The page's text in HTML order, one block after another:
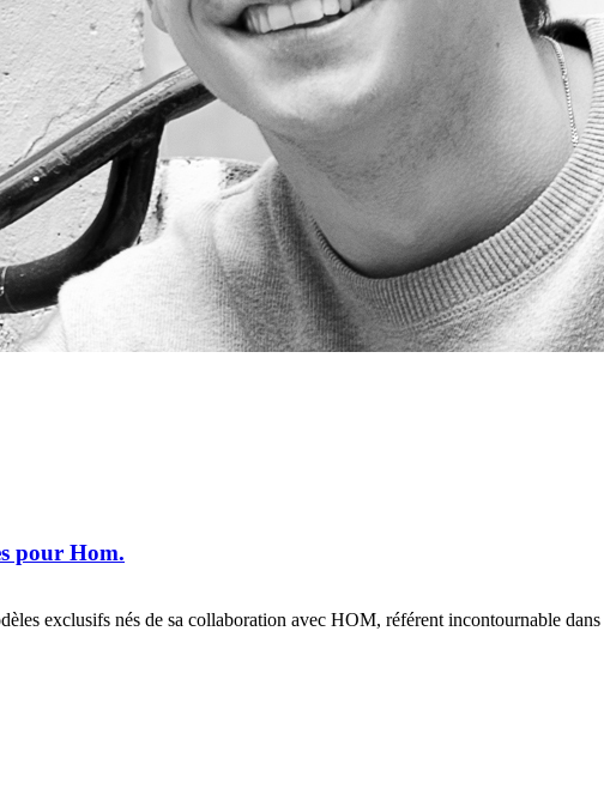
pour Hom.
exclusifs nés de sa collaboration avec HOM, référent incontournable